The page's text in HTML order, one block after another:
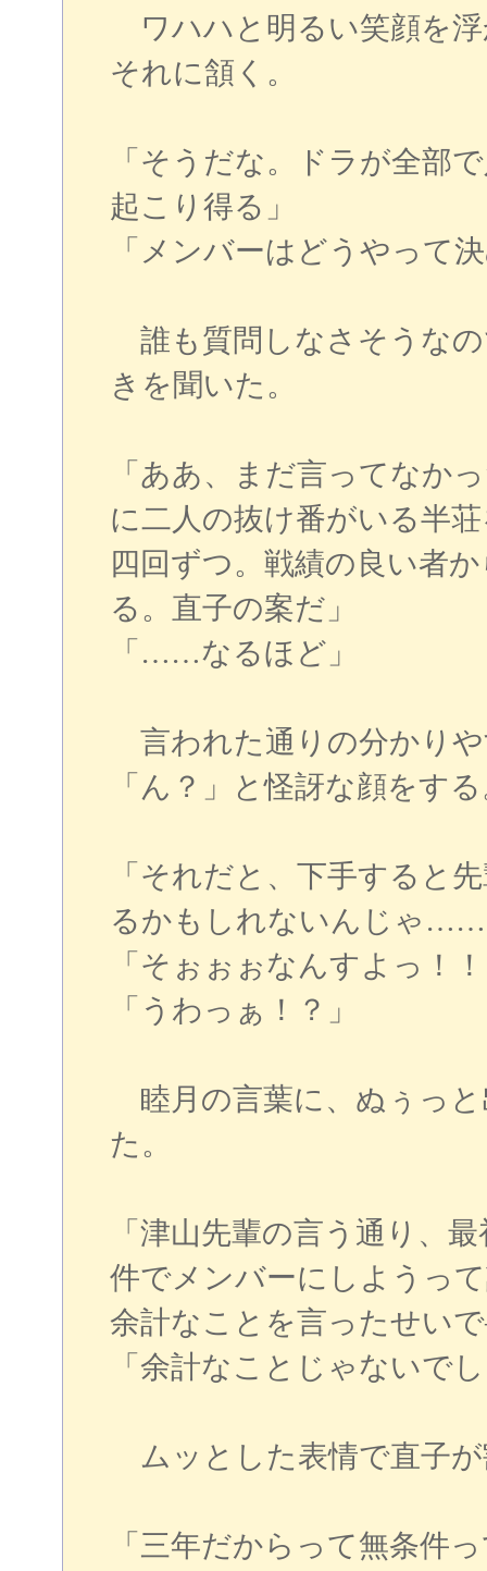
ワハハと明るい笑顔を
それに頷く。
「そうだな。ドラが全部
起こり得る」
「メンバーはどうやって
誰も質問しなさそうな
きを聞いた。
「ああ、まだ言ってなか
に二人の抜け番がいる半
四回ずつ。戦績の良い者
る。直子の案だ」
「……なるほど」
言われた通りの分かり
「ん？」と怪訝な顔をす
「それだと、下手すると
るかもしれないんじゃ
「そぉぉぉなんすよっ！
「うわっぁ！？」
睦月の言葉に、ぬぅっ
た。
「津山先輩の言う通り、
件でメンバーにしようっ
余計なことを言ったせい
「余計なことじゃないで
ムッとした表情で直子が
「三年だからって無条件